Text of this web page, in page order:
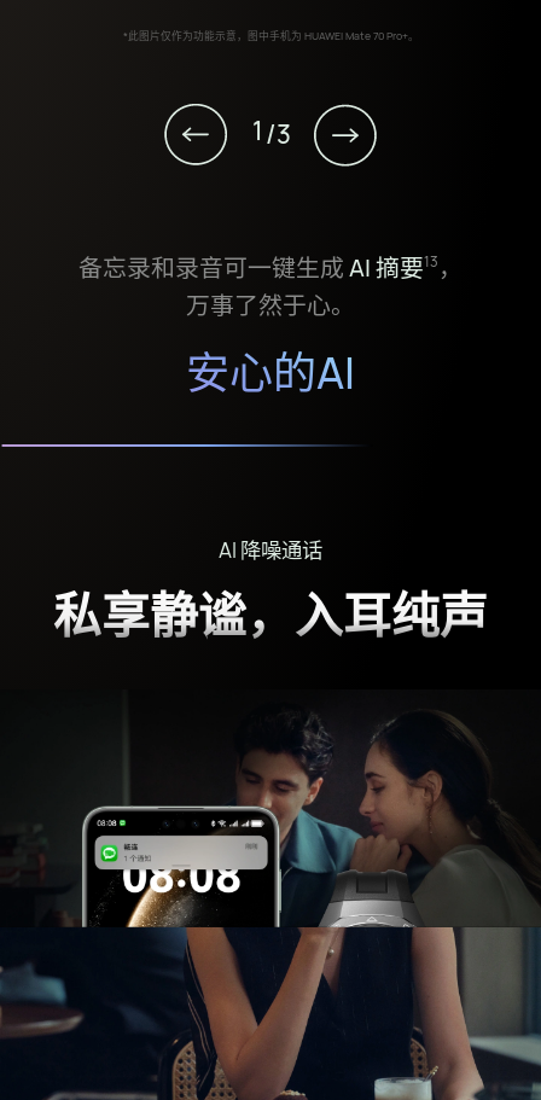
*此图片仅作为功能示意，图中手机为 HUAWEI Mate 70 Pro+。
，可实时翻译⁠ 、修复语音、智能生
成摘要⁠12 ，沟通更高效。
备忘录和录音可一键生成 AI 摘要
万事了然于心。
应用，长按唤醒小艺，解锁更多智慧功能。
同时集成指纹识别，便捷安心。
3 /3
安心的AI
AI 降噪通话
私享静谧，入耳纯声